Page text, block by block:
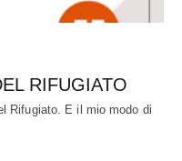
RIFUGIATO
Rifugiato. E il mio modo di